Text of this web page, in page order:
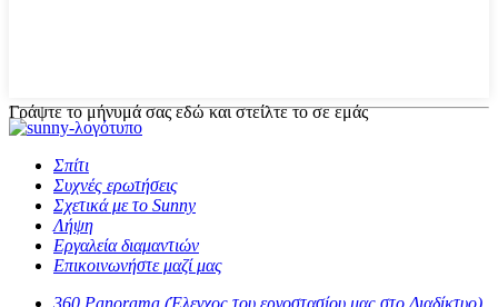
Γράψτε το μήνυμά σας εδώ και στείλτε το σε εμάς
Σπίτι
Συχνές ερωτήσεις
Σχετικά με το Sunny
Λήψη
Εργαλεία διαμαντιών
Επικοινωνήστε μαζί μας
360 Panorama (Έλεγχος του εργοστασίου μας στο Διαδίκτυο)